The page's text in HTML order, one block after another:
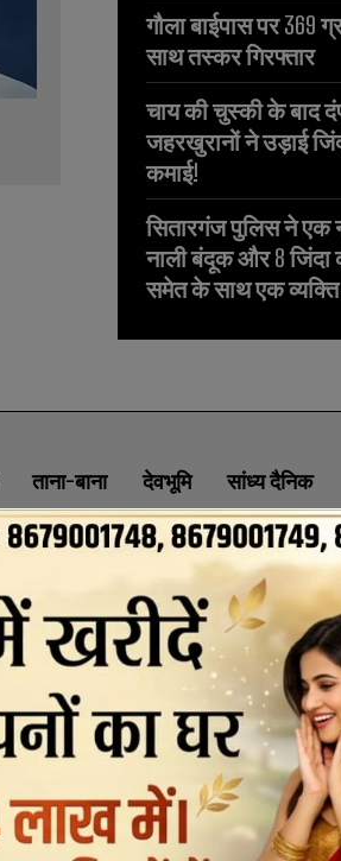
गौला बाईपास पर 369
साथ तस्कर गिरफ्तार
चाय की चुस्की के बाद
जहरखुरानों ने उड़ाई
कमाई!
सितारगंज पुलिस ने एक
नाली बंदूक और 8 जिंदा
समेत के साथ एक व्यक्ति
ताना-बाना देवभूमि सांध्य दैनिक
CONTACT PRIVACY POLICY
INFORMATION